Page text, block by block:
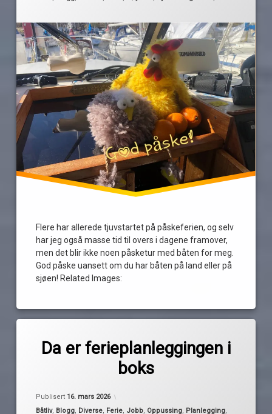
Flere har allerede tjuvstartet på påskeferien, og selv
har jeg også masse tid til overs i dagene framover,
men det blir ikke noen påsketur med båten for meg.
God påske uansett om du har båten på land eller på
sjøen! Related Images:
påsketur
Da er ferieplanleggingen i
boks
Publisert 16. mars 2026
Kategorier:
Båtliv, Blogg, Diverse, Ferie, Jobb, Oppussing, Planlegging,
båtferie